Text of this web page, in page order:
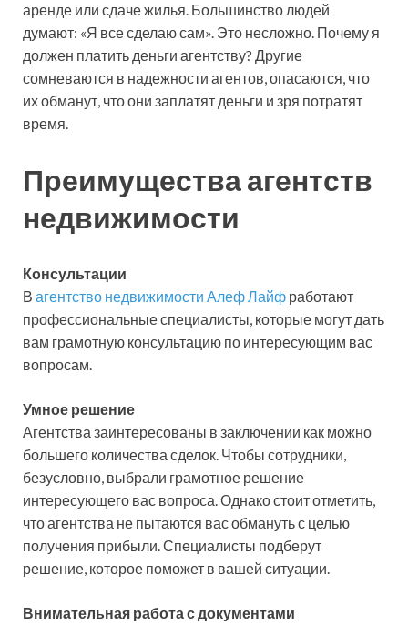
аренде или сдаче жилья. Большинство людей
думают: «Я все сделаю сам». Это несложно. Почему я
должен платить деньги агентству? Другие
сомневаются в надежности агентов, опасаются, что
их обманут, что они заплатят деньги и зря потратят
время.
Преимущества агентств
недвижимости
Консультации
В агентство недвижимости Алеф Лайф работают
профессиональные специалисты, которые могут дать
вам грамотную консультацию по интересующим вас
вопросам.
Умное решение
Агентства заинтересованы в заключении как можно
большего количества сделок. Чтобы сотрудники,
безусловно, выбрали грамотное решение
интересующего вас вопроса. Однако стоит отметить,
что агентства не пытаются вас обмануть с целью
получения прибыли. Специалисты подберут
решение, которое поможет в вашей ситуации.
Внимательная работа с документами